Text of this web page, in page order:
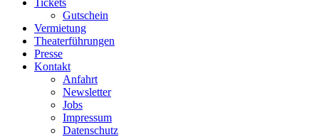
Tickets
Gutschein
Vermietung
Theaterführungen
Presse
Kontakt
Anfahrt
Newsletter
Jobs
Impressum
Datenschutz